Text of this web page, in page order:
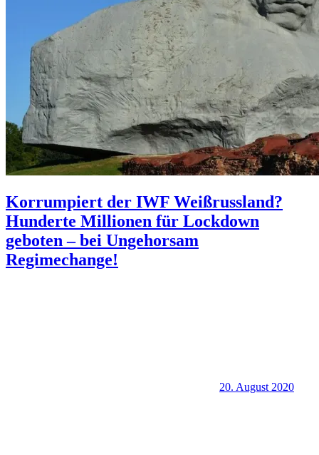
Korrumpiert der IWF Weißrussland?
Hunderte Millionen für Lockdown
geboten – bei Ungehorsam
Regimechange!
20. August 2020